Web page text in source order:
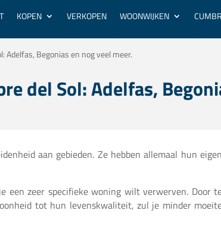
KOPEN VERKOPEN WOONWIJKEN
Adelfas, Begonias en nog veel meer.
del Sol: Adelfas,
aan gebieden. Ze hebben allemaal hun eigen
een zeer specifieke woning wilt verwerven. Door
tot hun levenskwaliteit, zul je minder